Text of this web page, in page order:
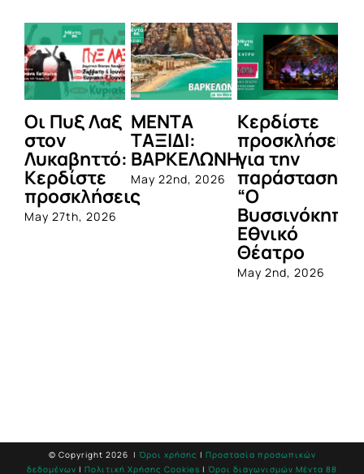
Οι Πυξ Λαξ
στον
Λυκαβηττό:
Κερδίστε
προσκλήσεις
May 27th, 2026
ΜΕΝΤΑ
ΤΑΞΙΔΙ:
ΒΑΡΚΕΛΩΝΗ
May 22nd, 2026
Κερδίστε
προσκλήσεις
για την
παράσταση
“Ο
Εθνικό
Θέατρο
May 2nd, 2026
© Copyright 2026 | Όροι χρήσης | Προστασία προσωπικών
δεδομένων | Πολιτική Χρήσης Cookies | Όροι διαγωνισμών Mέντα 88